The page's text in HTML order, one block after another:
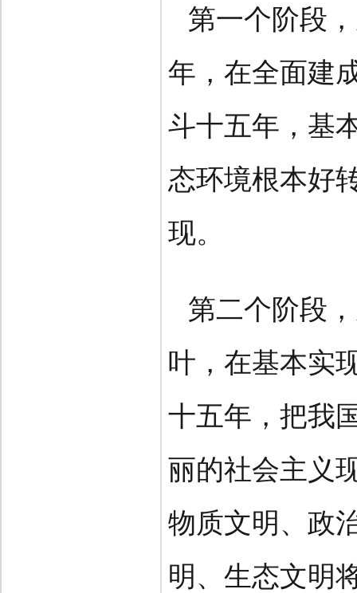
第一个阶段
年，在全面建
斗十五年，基
态环境根本好
现。
第二个阶段
叶，在基本实
十五年，把我
丽的社会主义
物质文明、政
明、生态文明